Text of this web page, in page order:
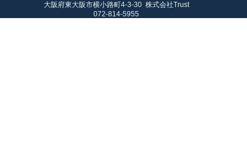
大阪府東大阪市横小路町4-3-30 株式会社Trust
072-814-5955